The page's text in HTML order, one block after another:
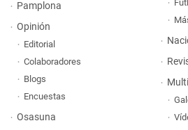
Pamplona
Opinión
Editorial
Colaboradores
Blogs
Encuestas
Osasuna